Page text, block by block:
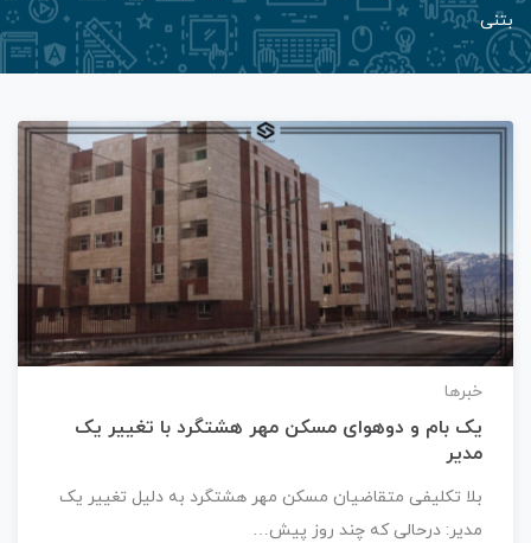
بتنی
خبرها
یک بام و دوهوای مسکن مهر هشتگرد با تغییر یک
مدیر
بلا تکلیفی متقاضیان مسکن مهر هشتگرد به دلیل تغییر یک
مدیر: درحالی که چند روز پیش…